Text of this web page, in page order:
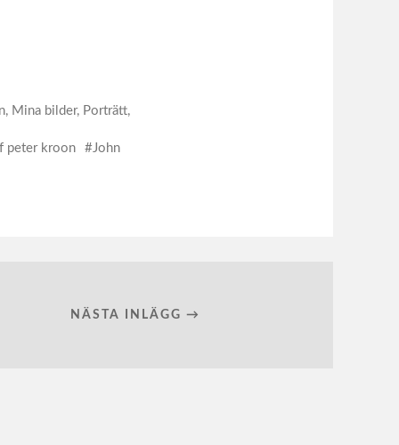
, Mina bilder, Porträtt,
peter kroon John
NÄSTA INLÄGG →